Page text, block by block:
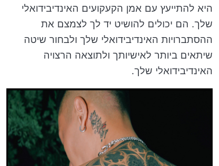
היא להתייעץ עם אמן הקעקועים האינדיבידואלי
שלך. הם יכולים להושיט יד לך לצמצם את
ההסתברויות האינדיבידואלי שלך ולבחור שיטה
שיתאים ביותר לאישיותך ולתוצאה הרצויה
האינדיבידואלי שלך.